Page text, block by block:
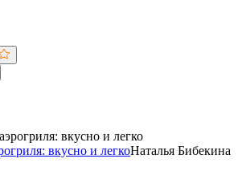
вкусно и легкоНаталья Бибекина